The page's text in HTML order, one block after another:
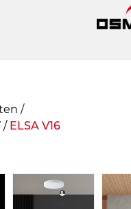
/
/ ELSA V16